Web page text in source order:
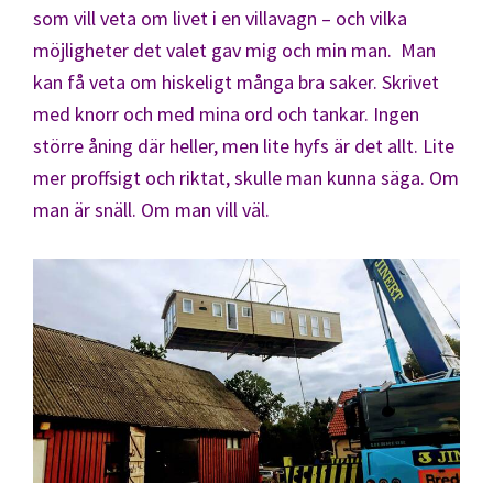
som vill veta om livet i en villavagn – och vilka
möjligheter det valet gav mig och min man. Man
kan få veta om hiskeligt många bra saker. Skrivet
med knorr och med mina ord och tankar. Ingen
större åning där heller, men lite hyfs är det allt. Lite
mer proffsigt och riktat, skulle man kunna säga. Om
man är snäll. Om man vill väl.